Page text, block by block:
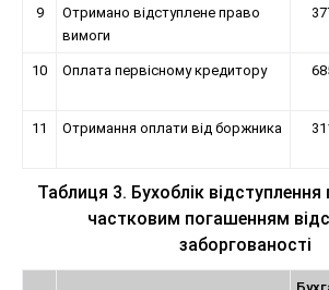
9
Отримано відступлене право
вимоги
10 Оплата первісному кредитору
11 Отримання оплати від боржника
Таблиця 3. Бухоблік
частковим погашенням
заборгованості